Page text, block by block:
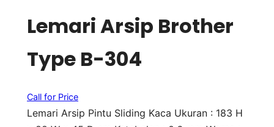
Lemari Arsip Brother
Type B-304
Call for Price
Lemari Arsip Pintu Sliding Kaca Ukuran : 183 H